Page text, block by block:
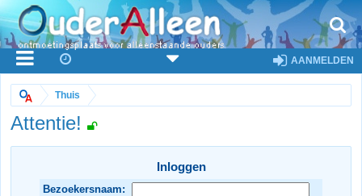
AANMELDEN
Thuis
Attentie!
Inloggen
Bezoekersnaam: